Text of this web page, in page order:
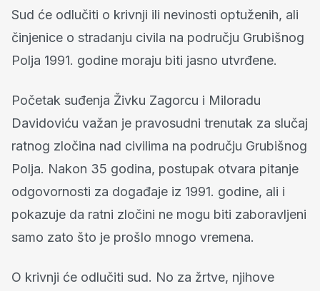
Sud će odlučiti o krivnji ili nevinosti optuženih, ali
činjenice o stradanju civila na području Grubišnog
Polja 1991. godine moraju biti jasno utvrđene.
Početak suđenja Živku Zagorcu i Miloradu
Davidoviću važan je pravosudni trenutak za slučaj
ratnog zločina nad civilima na području Grubišnog
Polja. Nakon 35 godina, postupak otvara pitanje
odgovornosti za događaje iz 1991. godine, ali i
pokazuje da ratni zločini ne mogu biti zaboravljeni
samo zato što je prošlo mnogo vremena.
O krivnji će odlučiti sud. No za žrtve, njihove